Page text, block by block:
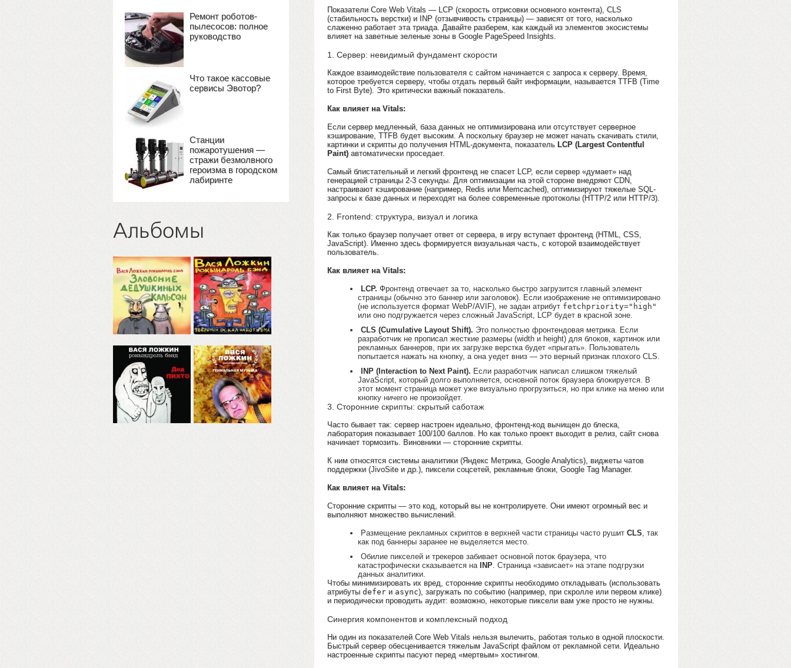
Ремонт роботов-
пылесосов: полное
руководство
Что такое кассовые
сервисы Эвотор?
Станции
пожаротушения —
стражи безмолвного
героизма в городском
лабиринте
Альбомы
Показатели Core Web Vitals — LCP (скорость отрисовки основного контента), CLS
(стабильность верстки) и INP (отзывчивость страницы) — зависят от того, насколько
слаженно работает эта триада. Давайте разберем, как каждый из элементов экосистемы
влияет на заветные зеленые зоны в Google PageSpeed Insights.
1. Сервер: невидимый фундамент скорости
Каждое взаимодействие пользователя с сайтом начинается с запроса к серверу. Время,
которое требуется серверу, чтобы отдать первый байт информации, называется TTFB (Time
to First Byte). Это критически важный показатель.
Как влияет на Vitals:
Если сервер медленный, база данных не оптимизирована или отсутствует серверное
кэширование, TTFB будет высоким. А поскольку браузер не может начать скачивать стили,
картинки и скрипты до получения HTML-документа, показатель LCP (Largest Contentful
Paint) автоматически проседает.
Самый блистательный и легкий фронтенд не спасет LCP, если сервер «думает» над
генерацией страницы 2-3 секунды. Для оптимизации на этой стороне внедряют CDN,
настраивают кэширование (например, Redis или Memcached), оптимизируют тяжелые SQL-
запросы к базе данных и переходят на более современные протоколы (HTTP/2 или HTTP/3).
2. Frontend: структура, визуал и логика
Как только браузер получает ответ от сервера, в игру вступает фронтенд (HTML, CSS,
JavaScript). Именно здесь формируется визуальная часть, с которой взаимодействует
пользователь.
Как влияет на Vitals:
LCP. Фронтенд отвечает за то, насколько быстро загрузится главный элемент
страницы (обычно это баннер или заголовок). Если изображение не оптимизировано
(не используется формат WebP/AVIF), не задан атрибут fetchpriority="high"
или оно подгружается через сложный JavaScript, LCP будет в красной зоне.
CLS (Cumulative Layout Shift). Это полностью фронтендовая метрика. Если
разработчик не прописал жесткие размеры (width и height) для блоков, картинок или
рекламных баннеров, при их загрузке верстка будет «прыгать». Пользователь
попытается нажать на кнопку, а она уедет вниз — это верный признак плохого CLS.
INP (Interaction to Next Paint). Если разработчик написал слишком тяжелый
JavaScript, который долго выполняется, основной поток браузера блокируется. В
этот момент страница может уже визуально прогрузиться, но при клике на меню или
кнопку ничего не произойдет.
3. Сторонние скрипты: скрытый саботаж
Часто бывает так: сервер настроен идеально, фронтенд-код вычищен до блеска,
лаборатория показывает 100/100 баллов. Но как только проект выходит в релиз, сайт снова
начинает тормозить. Виновники — сторонние скрипты.
К ним относятся системы аналитики (Яндекс Метрика, Google Analytics), виджеты чатов
поддержки (JivoSite и др.), пиксели соцсетей, рекламные блоки, Google Tag Manager.
Как влияет на Vitals:
Сторонние скрипты — это код, который вы не контролируете. Они имеют огромный вес и
выполняют множество вычислений.
Размещение рекламных скриптов в верхней части страницы часто рушит CLS, так
как под баннеры заранее не выделяется место.
Обилие пикселей и трекеров забивает основной поток браузера, что
катастрофически сказывается на INP. Страница «зависает» на этапе подгрузки
данных аналитики.
Чтобы минимизировать их вред, сторонние скрипты необходимо откладывать (использовать
атрибуты defer и async), загружать по событию (например, при скролле или первом клике)
и периодически проводить аудит: возможно, некоторые пиксели вам уже просто не нужны.
Синергия компонентов и комплексный подход
Ни один из показателей Core Web Vitals нельзя вылечить, работая только в одной плоскости.
Быстрый сервер обесценивается тяжелым JavaScript файлом от рекламной сети. Идеально
настроенные скрипты пасуют перед «мертвым» хостингом.